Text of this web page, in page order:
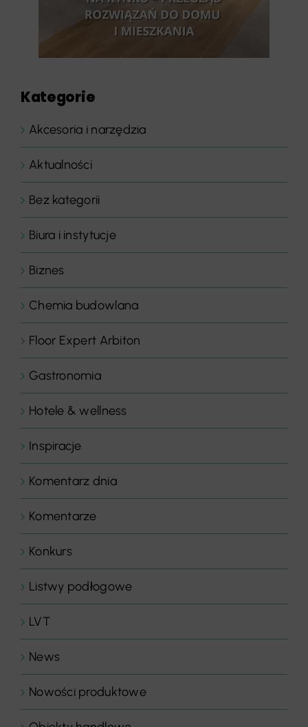
Kategorie
Akcesoria i narzędzia
Aktualności
Bez kategorii
Biura i instytucje
Biznes
Chemia budowlana
Floor Expert Arbiton
Gastronomia
Hotele & wellness
Inspiracje
Komentarz dnia
Komentarze
Konkurs
Listwy podłogowe
LVT
News
Nowości produktowe